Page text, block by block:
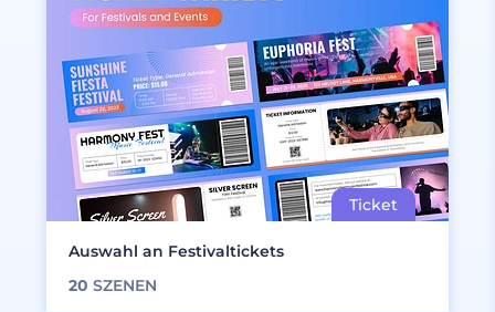
Auswahl an Festivaltickets
20 SZENEN